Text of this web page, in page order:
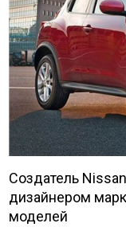
Создатель
дизайнером
моделей